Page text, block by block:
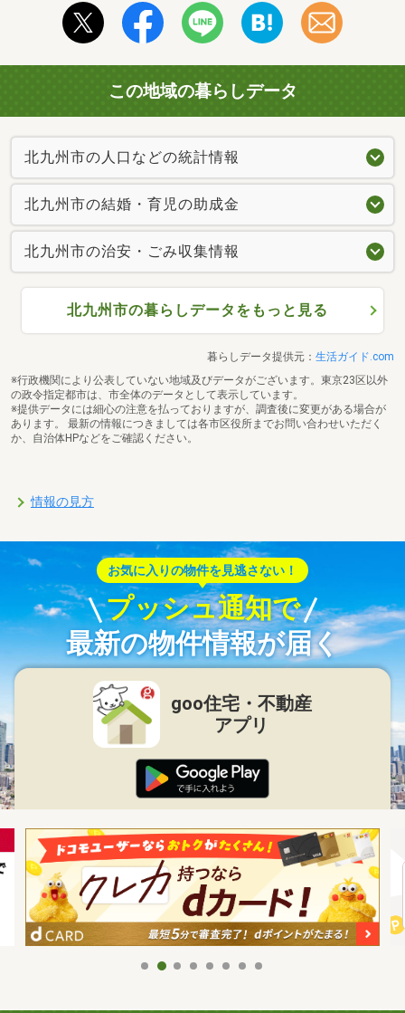
この地域の暮らしデータ
北九州市の人口などの統計情報
北九州市の結婚・育児の助成金
北九州市の治安・ごみ収集情報
北九州市の暮らしデータをもっと見る
暮らしデータ提供元： 生活ガイド.com
※行政機関により公表していない地域及びデータがございます。東京23区以外
の政令指定都市は、市全体のデータとして表示しています。
※提供データには細心の注意を払っておりますが、調査後に変更がある場合が
あります。 最新の情報につきましては各市区役所までお問い合わせいただく
か、自治体HPなどをご確認ください。
情報の見方
お気に入りの物件を見逃さない！
プッシュ通知で
最新の物件情報が届く
goo住宅・不動産
アプリ